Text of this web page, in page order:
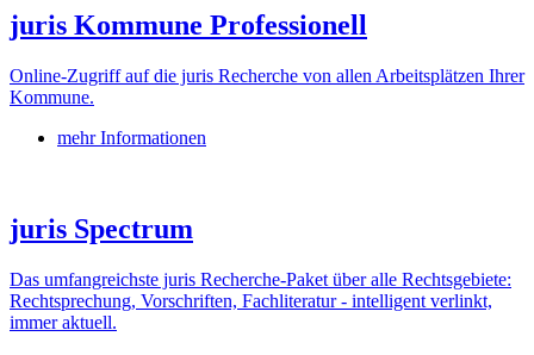
juris Kommune Professionell
Online-Zugriff auf die juris Recherche von allen Arbeitsplätzen Ihrer
Kommune.
mehr Informationen
juris Spectrum
Das umfangreichste juris Recherche-Paket über alle Rechtsgebiete:
Rechtsprechung, Vorschriften, Fachliteratur - intelligent verlinkt,
immer aktuell.